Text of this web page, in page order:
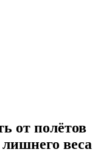
от полётов
веса